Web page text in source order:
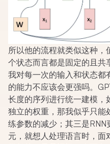
所以他的流程就类似这种
个状态而言都是固定的且共
我对每一次的输入和状态都
的能力不应该会更强吗。
长度的序列进行统一建模，
独立的权重，那我似乎只能
练参数的减少；其三是
元，就想人处理语言时，面